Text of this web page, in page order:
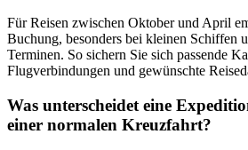
Für Reisen zwischen Oktober und April
Buchung, besonders bei kleinen Schiffen
Terminen. So sichern Sie sich passende
Flugverbindungen und gewünschte
Was unterscheidet eine
einer normalen Kreuzfahrt?